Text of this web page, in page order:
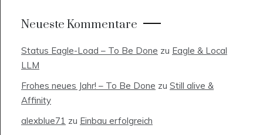
Neueste Kommentare
Status Eagle-Load – To Be Done zu Eagle & Local
LLM
Frohes neues Jahr! – To Be Done zu Still alive &
Affinity
alexblue71 zu Einbau erfolgreich